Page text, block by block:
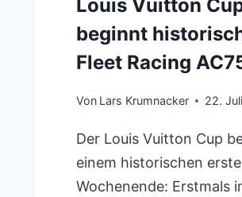
Louis Vuitton
beginnt
Fleet Racing
Von Lars Krumnacker 22.
Der Louis Vuitton Cup
einem historischen
Wochenende: Erstmals